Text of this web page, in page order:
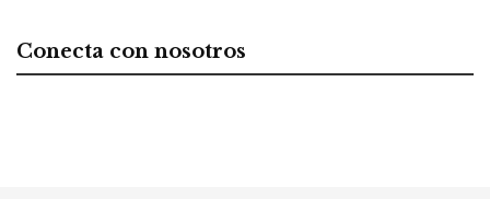
Conecta con nosotros